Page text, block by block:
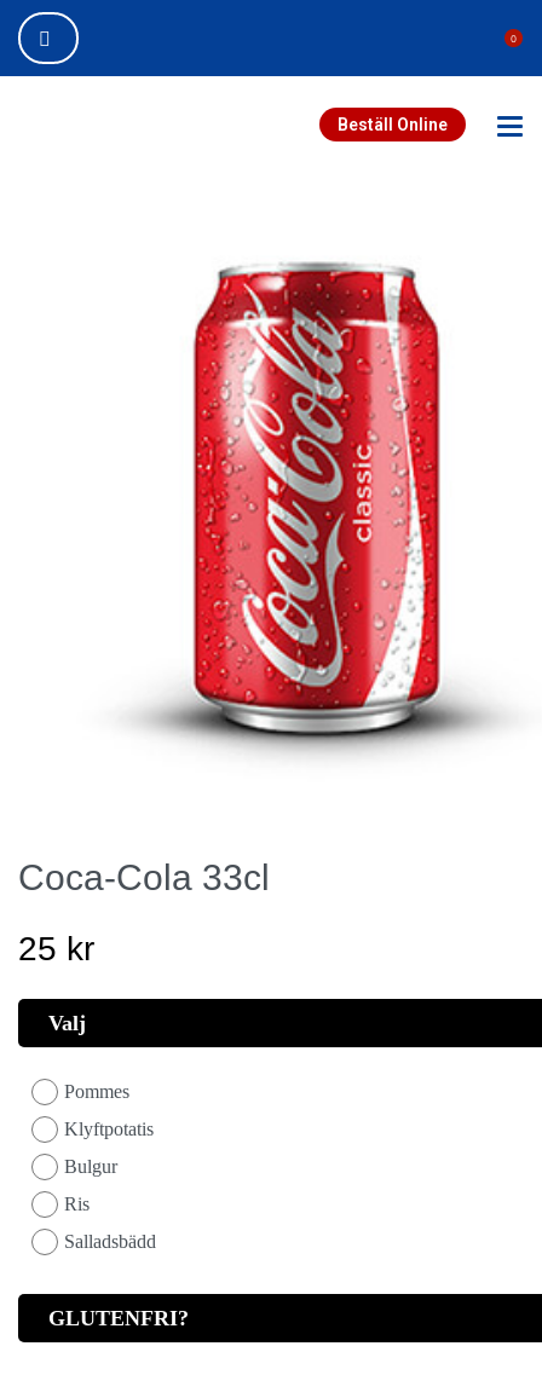
0
Beställ Online
Coca-Cola 33cl
25 kr
Valj
Pommes
Klyftpotatis
Bulgur
Ris
Salladsbädd
GLUTENFRI?